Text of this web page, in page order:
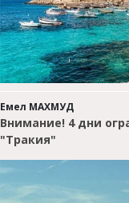
Емел МАХМУД
Внимание! 4 дни
"Тракия"